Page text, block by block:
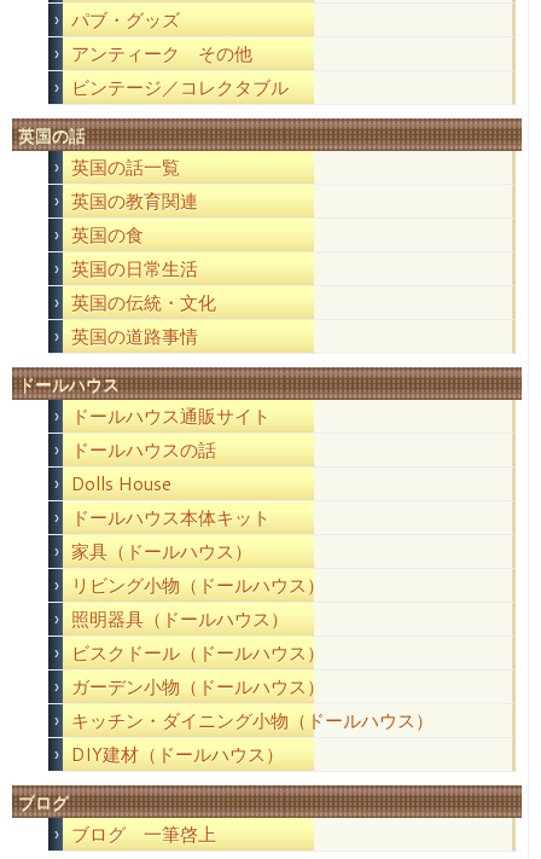
パブ・グッズ
アンティーク その他
ビンテージ／コレクタブル
英国の話
英国の話一覧
英国の教育関連
英国の食
英国の日常生活
英国の伝統・文化
英国の道路事情
ドールハウス
ドールハウス通販サイト
ドールハウスの話
Dolls House
ドールハウス本体キット
家具（ドールハウス）
リビング小物（ドールハウス）
照明器具（ドールハウス）
ビスクドール（ドールハウス）
ガーデン小物（ドールハウス）
キッチン・ダイニング小物（ドールハウス）
DIY建材（ドールハウス）
ブログ
ブログ 一筆啓上